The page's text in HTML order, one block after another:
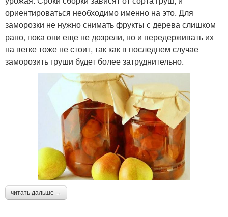
ориентироваться необходимо именно на это. Для
заморозки не нужно снимать фрукты с дерева слишком
рано, пока они еще не дозрели, но и передерживать их
на ветке тоже не стоит, так как в последнем случае
заморозить груши будет более затруднительно.
читать дальше →